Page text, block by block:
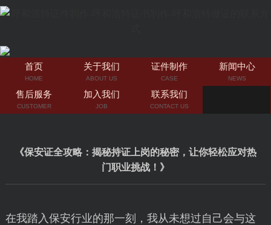
首页
HOME
关于我们
ABOUT US
证件制作
CASE
新闻中心
NEWS
售后服务
CUSTOMER
加入我们
JOB
联系我们
CONTACT US
《保安证全攻略：揭秘持证上岗的秘密，让你轻松应对热
门职业挑战！》
在我踏入保安行业的那一刻，我从未想过自己会与这